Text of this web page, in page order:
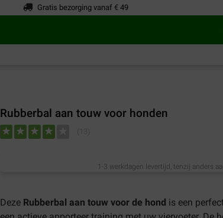
Gratis bezorging vanaf € 49
Rubberbal aan touw voor honden
1-3 werkdagen levertijd, tenzij anders
Deze Rubberbal aan touw voor de hond is een